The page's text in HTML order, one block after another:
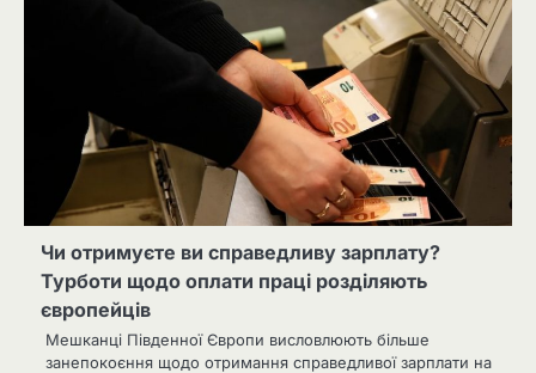
Чи отримуєте ви справедливу зарплату?
Турботи щодо оплати праці розділяють
європейців
Мешканці Південної Європи висловлюють більше
занепокоєння щодо отримання справедливої ​​зарплати на